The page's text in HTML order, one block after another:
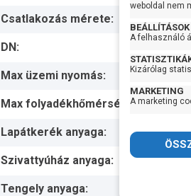
Csatlakozás mérete:
DN:
Max üzemi nyomás:
Max folyadékhőmérséklet:
Lapátkerék anyaga:
Szivattyúház anyaga:
Tengely anyaga:
weboldal nem
BEÁLLÍTÁSOK
A felhasználó
Kizárólag
MARKETING
A marketing